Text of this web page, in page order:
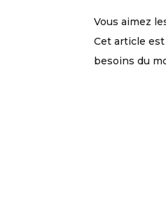
Vous aimez
Cet article est
besoins du